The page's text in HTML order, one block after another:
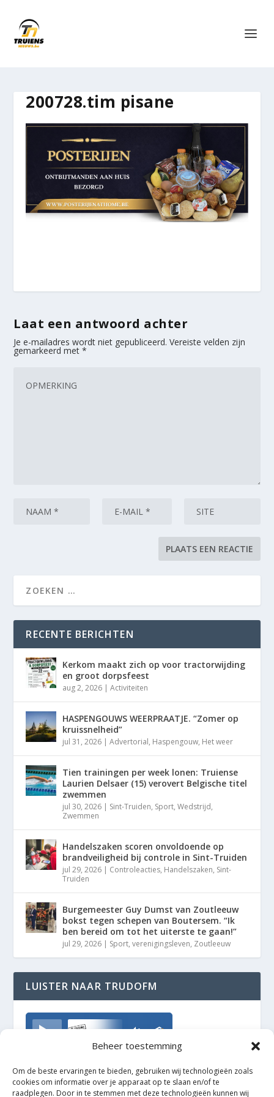
Beheer toestemming
Om de beste ervaringen te bieden, gebruiken wij technologieën zoals
cookies om informatie over je apparaat op te slaan en/of te
raadplegen. Door in te stemmen met deze technologieën kunnen wij
200728.tim pisane
Laat een antwoord achter
Je e-mailadres wordt niet gepubliceerd. Vereiste velden zijn
gemarkeerd met*
RECENTE BERICHTEN
Kerkom maakt zich op voor tractorwijding
en groot dorpsfeest
aug 2, 2026 |Activiteiten
HASPENGOUWS WEERPRAATJE. “Zomer op
kruissnelheid”
jul 31, 2026 |Advertorial, Haspengouw, Het weer
Tien trainingen per week lonen: Truiense
Laurien Delsaer (15) verovert Belgische titel
zwemmen
jul 30, 2026 | Sint-Truiden, Sport,Wedstrijd,
Zwemmen
Handelszaken scoren onvoldoende op
brandveiligheid bij controle in Sint-Truiden
jul 29, 2026 | Controleacties, Handelszaken, Sint-
Truiden
Burgemeester Guy Dumst van Zoutleeuw
bokst tegen schepen van Boutersem. “Ik
ben bereid om tot het uiterste te gaan!”
jul 29, 2026 | Sport,verenigingsleven, Zoutleeuw
LUISTER NAAR TRUDOFM
TrudoFM